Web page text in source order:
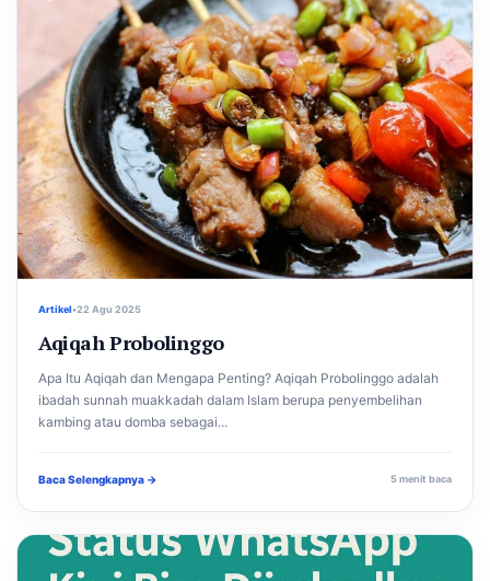
Artikel•22 Agu 2025
Aqiqah Probolinggo
Apa Itu Aqiqah dan Mengapa Penting? Aqiqah Probolinggo adalah
ibadah sunnah muakkadah dalam Islam berupa penyembelihan
kambing atau domba sebagai...
Baca Selengkapnya → 5 menit baca